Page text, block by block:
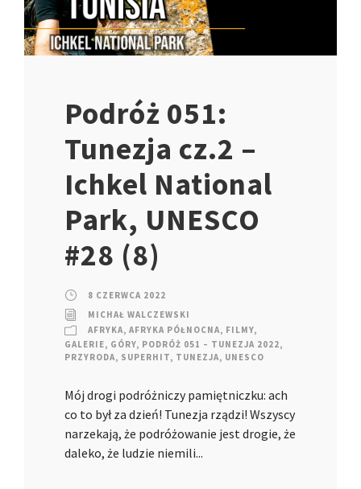
Podróż 051:
Tunezja cz.2 –
Ichkel National
Park, UNESCO
#28 (8)
8 CZERWCA 2022
MICHAŁ WALCZEWSKI
AFRYKA, AFRYKA PÓŁNOCNA, FILMY,
GALERIE, GÓRY, PODRÓŻ 051 – TUNEZJA 2022,
PRZYRODA, SUPERHIT, TUNEZJA, UNESCO
Mój drogi podróżniczy pamiętniczku: ach
co to był za dzień! Tunezja rządzi! Wszyscy
narzekają, że podróżowanie jest drogie, że
daleko, że ludzie niemili...